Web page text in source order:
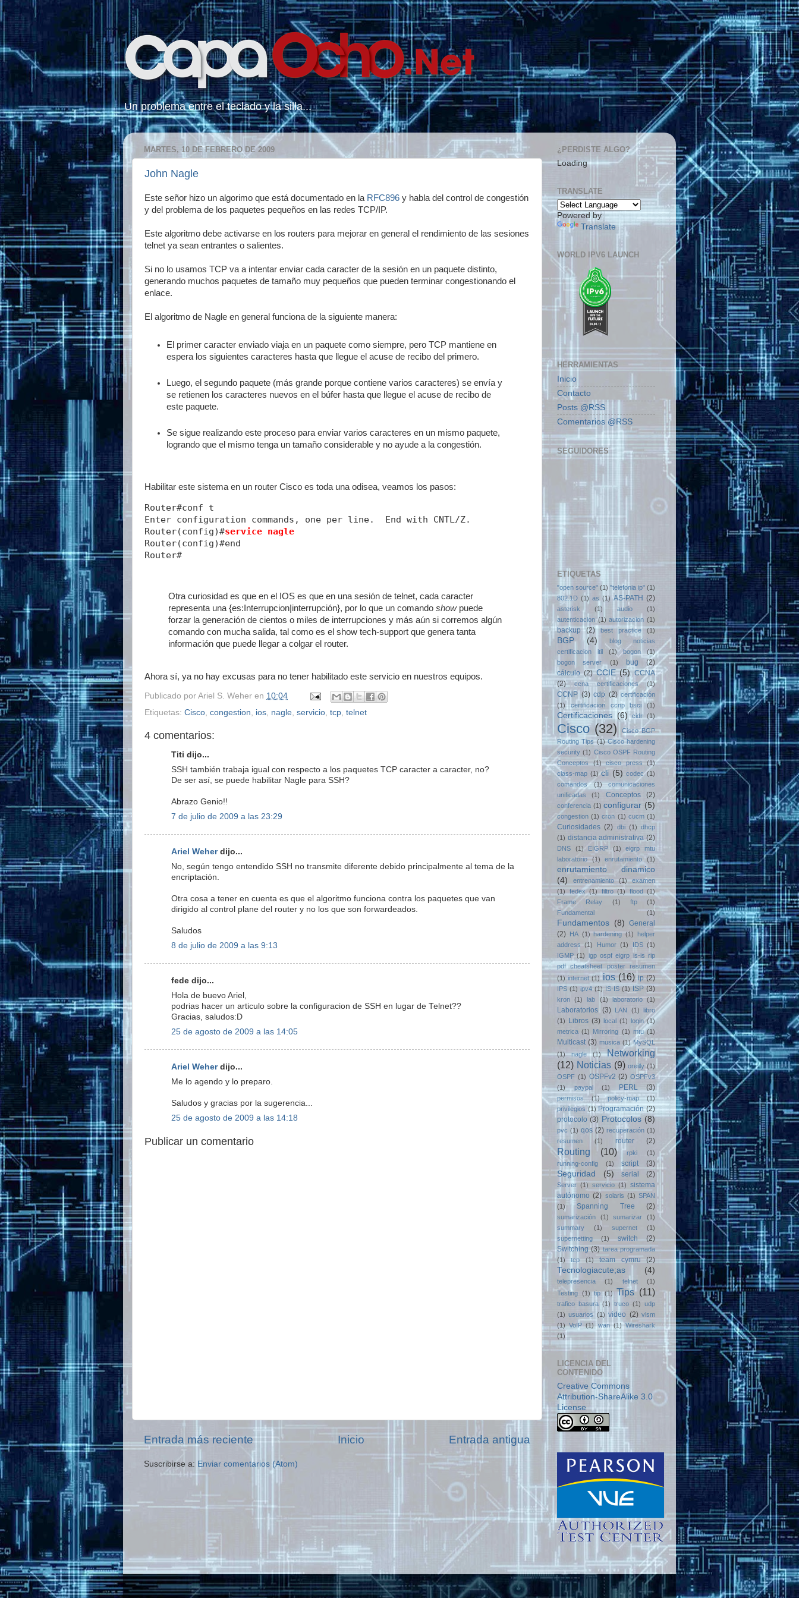
Un problema entre el teclado y la silla...
MARTES, 10 DE FEBRERO DE 2009
John Nagle
Este señor hizo un algorimo que está documentado en la RFC896 y habla del control de congestión
y del problema de los paquetes pequeños en las redes TCP/IP.
Este algoritmo debe activarse en los routers para mejorar en general el rendimiento de las sesiones
telnet ya sean entrantes o salientes.
Si no lo usamos TCP va a intentar enviar cada caracter de la sesión en un paquete distinto,
generando muchos paquetes de tamaño muy pequeños que pueden terminar congestionando el
enlace.
El algoritmo de Nagle en general funciona de la siguiente manera:
El primer caracter enviado viaja en un paquete como siempre, pero TCP mantiene en
espera los siguientes caracteres hasta que llegue el acuse de recibo del primero.
Luego, el segundo paquete (más grande porque contiene varios caracteres) se envía y
se retienen los caracteres nuevos en el búfer hasta que llegue el acuse de recibo de
este paquete.
Se sigue realizando este proceso para enviar varios caracteres en un mismo paquete,
logrando que el mismo tenga un tamaño considerable y no ayude a la congestión.
Habilitar este sistema en un router Cisco es toda una odisea, veamos los pasos:
Router#conf t
Enter configuration commands, one per line.  End with CNTL/Z.
Router(config)#service nagle
Router(config)#end
Router#
Otra curiosidad es que en el IOS es que en una sesión de telnet, cada caracter
representa una {es:Interrupcion|interrupción}, por lo que un comando showpuede
forzar la generación de cientos o miles de interrupciones y más aún si corremos algún
comando con mucha salida, tal como es el show tech-support que genera tanta
información que puede llegar a colgar el router.
Ahora sí, ya no hay excusas para no tener habilitado este servicio en nuestros equipos.
Publicado por Ariel S. Weher en 10:04
Etiquetas: Cisco congestion ios nagle servicio tcp telnet
4 comentarios:
Titi dijo...
SSH también trabaja igual con respecto a los paquetes TCP caracter a caracter, no?
De ser así, se puede habilitar Nagle para SSH?
Abrazo Genio!!
7 de julio de 2009 a las 23:29
Ariel Weherdijo...
No, según tengo entendido SSH no transmite diferente debido principalmente al tema de la
encriptación.
Otra cosa a tener en cuenta es que el algoritmo funciona contra los paquetes que van
dirigido al control plane del router y no los que son forwardeados.
Saludos
8 de julio de 2009 a las 9:13
fede dijo...
Hola de buevo Ariel,
podrias hacer un articulo sobre la configuracion de SSH en lugar de Telnet??
Gracias, saludos:D
25 de agosto de 2009 a las 14:05
Ariel Weherdijo...
Me lo agendo y lo preparo.
Saludos y gracias por la sugerencia...
25 de agosto de 2009 a las 14:18
Publicar un comentario
Entrada más reciente Entrada antigua
Inicio
Suscribirse a: Enviar comentarios (Atom)
¿PERDISTE ALGO?
Loading
TRANSLATE
Powered by
Translate
WORLD IPV6 LAUNCH
HERRAMIENTAS
Inicio
Contacto
Posts @RSS
Comentarios @RSS
SEGUIDORES
ETIQUETAS
"open source" (1) "telefonia ip" (1)
802.1D (1) as (1) AS-PATH (2)
asterisk (1) audio
(1)
autenticacion (1) autorizacion (1)
backup (2) best practice (1)
BGP (4)
blog noticias
certificacion itil
(1) bogon
(1)
bogon server
(1) bug
(2)
cálculo (2) CCIE (5) CCNA
(2)
ccna certificaciones (1)
CCNP (3) cdp (2) certificación
(1)
certificacion ccnp bsci (1)
Certificaciones (6) cidr (1)
Cisco (32)
Cisco BGP
Routing Tips (1) Cisco hardening
security (1) Cisco OSPF Routing
Conceptos
(1) cisco press
(1)
class-map (1) cli (5) codec (1)
comandos
(1)
comunicaciones
unificadas
(1) Conceptos (2)
conferencia (1) configurar (5)
congestion (1) cron (1) cucm (1)
Curiosidades (2) dbi (1) dhcp
(1) distancia administrativa (2)
DNS (1) EIGRP (1)
eigrp mtu
laboratorio
(1) enrutamiento (1)
enrutamiento dinamico
(4)
entrenamiento (1)
examen
(1)
fedex (1) filtro (1) flood (1)
Frame Relay
(1) ftp
(1)
Fundamental
(1)
Fundamentos (8) General
(2) HA (1) hardening (1) helper
address
(1) Humor (1) IDS (1)
IGMP (1) igp ospf eigrp is-is rip
pdf cheatsheet poster resumen
(1) internet (1) ios (16) ip (2)
IPS (1) ipv4 (1) IS-IS (1) ISP (3)
kron (1) lab (1) laboratorio (1)
Laboratorios (3) LAN (1) libro
(1)
Libros (3) local (1) login (1)
metrica (1) Mirroring (1) mtu (1)
Multicast (3) musica (1) MySQL
(1)
nagle (1)
Networking
(12) Noticias (9) oreilly (1)
OSPF (1) OSPFv2 (2) OSPFv3
(1)
paypal (1) PERL (3)
permisos (1) policy-map
(1)
privilegios (1) Programación (2)
protocolo (3) Protocolos (8)
pvc (1) qos (2) recuperación (1)
resumen
(1) router (2)
Routing (10) rpki
(1)
running-config
(1) script (3)
Seguridad (5) serial (2)
Server (1) servicio (1) sistema
autónomo (2) solaris (1) SPAN
(1)
Spanning Tree (2)
sumarización (1) sumarizar
(1)
summary
(1) supernet
(1)
supernetting
(1) switch
(2)
Switching (3) tarea programada
(1)
tcp (1) team cymru (2)
Tecnologiacute;as (4)
telepresencia (1) telnet
(1)
Testing (1) tip (1) Tips (11)
trafico basura (1) truco (1) udp
(1) usuarios (1) video (2) vlsm
(1)
VoIP (1) wan (1) Wireshark
(1)
LICENCIA DEL
CONTENIDO
Creative Commons
Attribution-ShareAlike 3.0
License